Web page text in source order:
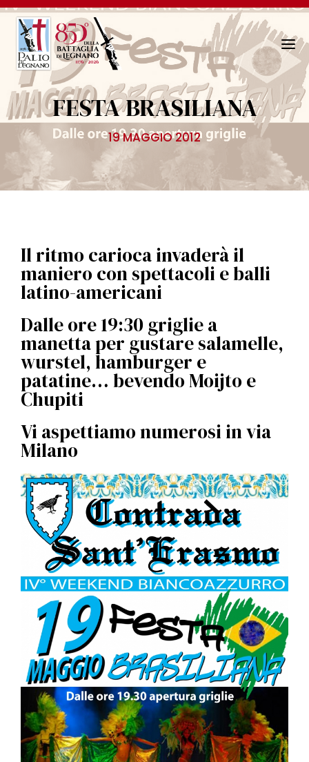
N
a
i
g
o
FESTA BRASILIANA
19 MAGGIO 2012
Il ritmo carioca invaderà il
maniero con spettacoli e balli
latino-americani
Dalle ore 19:30 griglie a
manetta per gustare salamelle,
wurstel, hamburger e
patatine… bevendo Moijto e
Chupiti
Vi aspettiamo numerosi in via
Milano